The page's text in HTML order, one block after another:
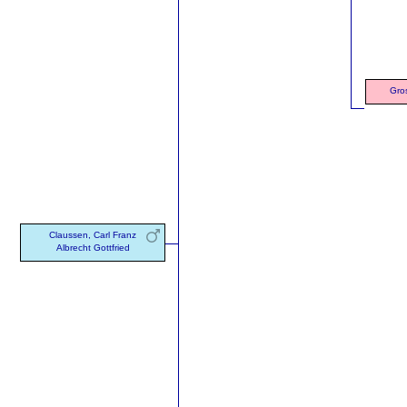
Claussen, Carl Franz
Albrecht Gottfried